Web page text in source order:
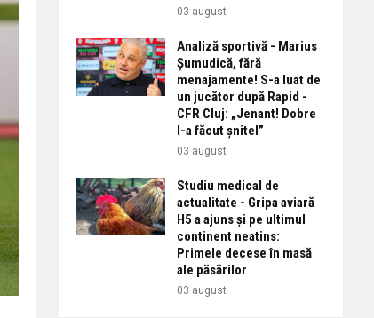
03 august
Analiză sportivă - Marius
Șumudică, fără
menajamente! S-a luat de
un jucător după Rapid -
CFR Cluj: „Jenant! Dobre
l-a făcut șnitel”
03 august
Studiu medical de
actualitate - Gripa aviară
H5 a ajuns și pe ultimul
continent neatins:
Primele decese în masă
ale păsărilor
03 august